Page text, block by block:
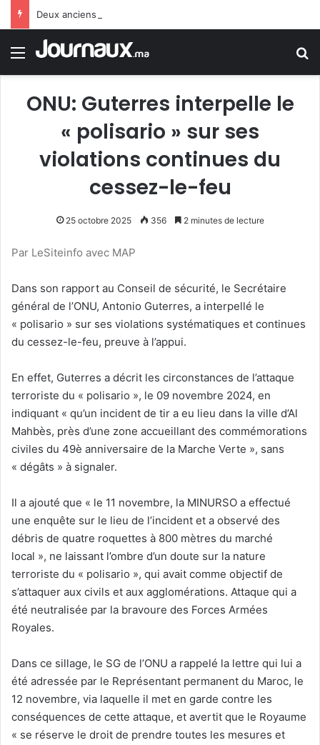
Menu
ONU: Guterres interpelle le
« polisario » sur ses
violations continues du
cessez-le-feu
25 octobre 2025 356 2 minutes de lecture
Par LeSiteinfo avec MAP
Dans son rapport au Conseil de sécurité, le Secrétaire
général de l’ONU, Antonio Guterres, a interpellé le
« polisario » sur ses violations systématiques et continues
du cessez-le-feu, preuve à l’appui.
En effet, Guterres a décrit les circonstances de l’attaque
terroriste du « polisario », le 09 novembre 2024, en
indiquant « qu’un incident de tir a eu lieu dans la ville d’Al
Mahbès, près d’une zone accueillant des commémorations
civiles du 49è anniversaire de la Marche Verte », sans
« dégâts » à signaler.
Il a ajouté que « le 11 novembre, la MINURSO a effectué
une enquête sur le lieu de l’incident et a observé des
débris de quatre roquettes à 800 mètres du marché
local », ne laissant l’ombre d’un doute sur la nature
terroriste du « polisario », qui avait comme objectif de
s’attaquer aux civils et aux agglomérations. Attaque qui a
été neutralisée par la bravoure des Forces Armées
Royales.
Dans ce sillage, le SG de l’ONU a rappelé la lettre qui lui a
été adressée par le Représentant permanent du Maroc, le
12 novembre, via laquelle il met en garde contre les
conséquences de cette attaque, et avertit que le Royaume
« se réserve le droit de prendre toutes les mesures et